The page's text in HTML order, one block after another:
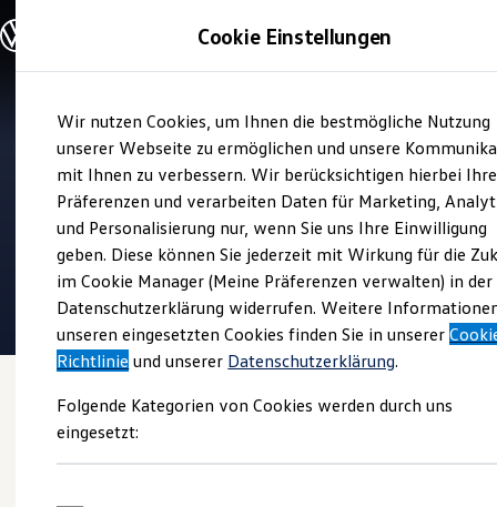
Hauptinhalt
springen
Footer
springen
Modelle und Konfigurator
Modelle vergleichen
Elektroautos
ENERGY Sondermodelle
Nutzfahrzeuge
SUV und CUV
Familienautos
Kombis
Kompaktwagen
Sportwagen
Schnell verfügbare Fahrzeuge
Angebote und Produkte
Aktuelle Angebote
E-Auto-Förderung
Volkswagen Marktplatz
Junge Gebrauchtwagen und Gebrauchtwagen
Volkswagen Zertifizierte Gebrauchtwagen
Zubehör- und Serviceangebote
Verkauf und Service
FSN Autozentrum
Eschengrund GmbH
4.9| 333 Bewertungen
Cookie Einstellungen
Wir nutzen Cookies, um Ihnen die bestmögliche Nutzung
unserer Webseite zu ermöglichen und unsere
mit Ihnen zu verbessern. Wir berücksichtigen hierbei Ihre
Präferenzen und verarbeiten Daten für Marketing,
und Personalisierung nur, wenn Sie uns Ihre Einwilligung
geben. Diese können Sie jederzeit mit Wirkung für die
im Cookie Manager (Meine Präferenzen verwalten) in der
Datenschutzerklärung widerrufen. Weitere
unseren eingesetzten Cookies finden Sie in unserer
Richtlinie und unserer Datenschutzerklärung.
Folgende Kategorien von Cookies werden durch uns
eingesetzt: